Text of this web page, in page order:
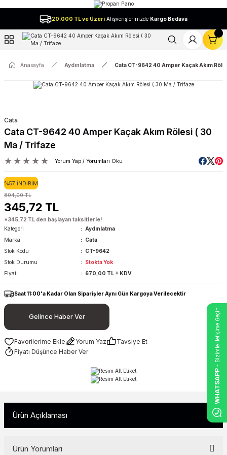
20.000 TL ve Üzeri Alışverişlerinizde Kargo Bedava
Anasayfa Aydınlatma Cata CT-9642 40 Amper Kaçak Akım
Cata
Cata CT-9642 40 Amper Kaçak Akım Rölesi ( 30
Ma / Trifaze
Yorum Yap / Yorumları Oku
%57 İNDİRİM
804,00 TL
345,72 TL
*345,72 TL den başlayan taksitlerle!
Kategori
Aydınlatma
Marka
Cata
Stok Kodu
CT-9642
Stok Durumu
Stokta Yok
Fiyat
670,00 TL + KDV
Saat 11:00'a Kadar Olan Siparişler Aynı Gün Kargoya Verilecektir
Gelince Haber Ver
Yorum Yaz
Tavsiye Et
Fiyatı Düşünce Haber Ver
Ürün Açıklaması
Ürün Yorumları
WHATSAPP
- Bizimle İletişime Geçin